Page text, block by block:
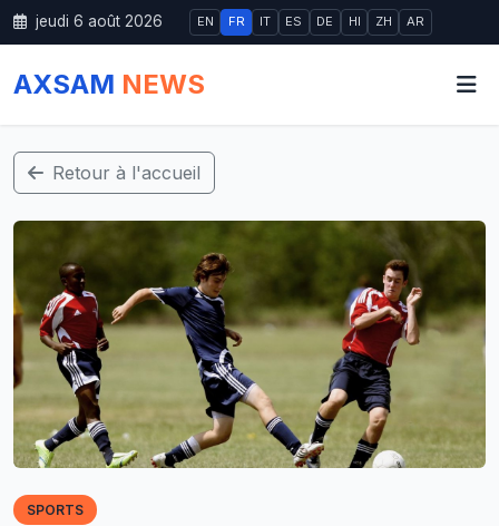
jeudi 6 août 2026 EN FR IT ES DE HI ZH AR
AXSAM NEWS
Retour à l'accueil
SPORTS